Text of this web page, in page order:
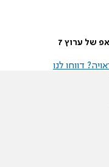
של ערוץ 7
דווחו לנו